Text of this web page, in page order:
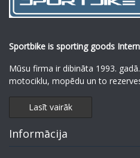
Sportbike is sporting goods
Mūsu firma ir dibināta 1993.
motociklu, mopēdu un to
Lasīt vairāk
Informācija